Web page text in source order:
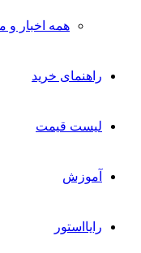
همه اخبار و
راهنمای خرید
لیست قیمت
آموزش
رایااستور